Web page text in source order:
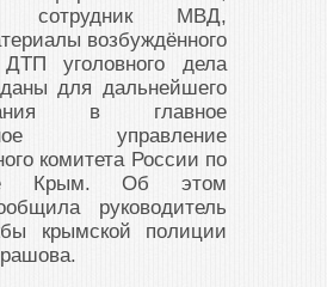
сотрудник МВД,
возбуждённого
уголовного дела
для дальнейшего
в главное
управление
комитета России по
Крым. Об этом
руководитель
крымской полиции